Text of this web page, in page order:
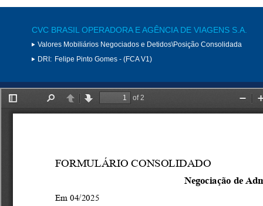
CVC BRASIL OPERADORA E AGÊNCIA DE VIAGENS S.A.
Valores Mobiliários Negociados e Detidos\Posição Consolidada
DRI: Felipe Pinto Gomes - (FCA V1)